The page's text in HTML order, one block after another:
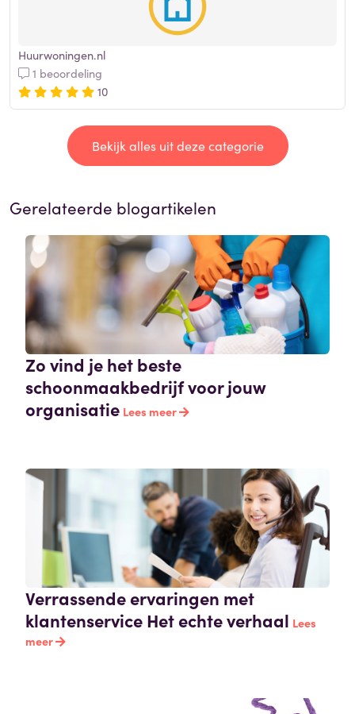
Huurwoningen.nl
1 beoordeling
10
Bekijk alles uit deze categorie
Gerelateerde blogartikelen
Zo vind je het beste
schoonmaakbedrijf voor jouw
organisatie Lees meer
Verrassende ervaringen met
klantenservice Het echte verhaal Lees
meer